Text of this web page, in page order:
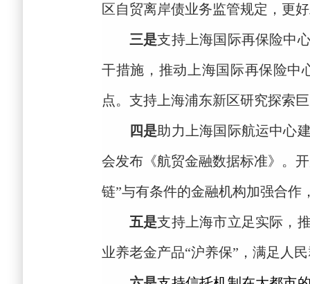
区自贸离岸债业务监管规定，更
三是支持上海国际再保险中
干措施， 推动上海国际再保险中
点。支持上海浦东新区研究探索
四是助力上海国际航运中心
会发布《航贸金融数据标准》。
链”与有条件的金融机构加强合作
五是支持上海市立足实际，
业养老金产品“沪养保”，满足人